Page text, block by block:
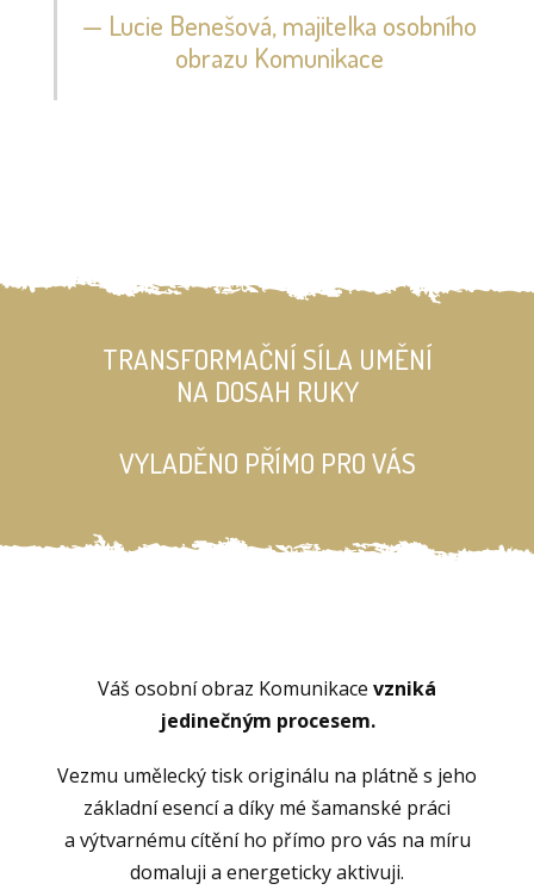
— Lucie Benešová, majitelka osobního
obrazu Komunikace
TRANSFORMAČNÍ SÍLA UMĚNÍ
NA DOSAH RUKY
VYLADĚNO PŘÍMO PRO VÁS
Váš osobní obraz Komunikace vzniká
jedinečným procesem.
Vezmu umělecký tisk originálu na plátně s jeho
základní esencí a díky mé šamanské práci
a výtvarnému cítění ho přímo pro vás na míru
domaluji a energeticky aktivuji.